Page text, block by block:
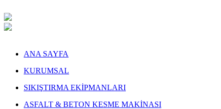
ANA SAYFA
KURUMSAL
SIKIŞTIRMA EKİPMANLARI
ASFALT & BETON KESME MAKİNASI